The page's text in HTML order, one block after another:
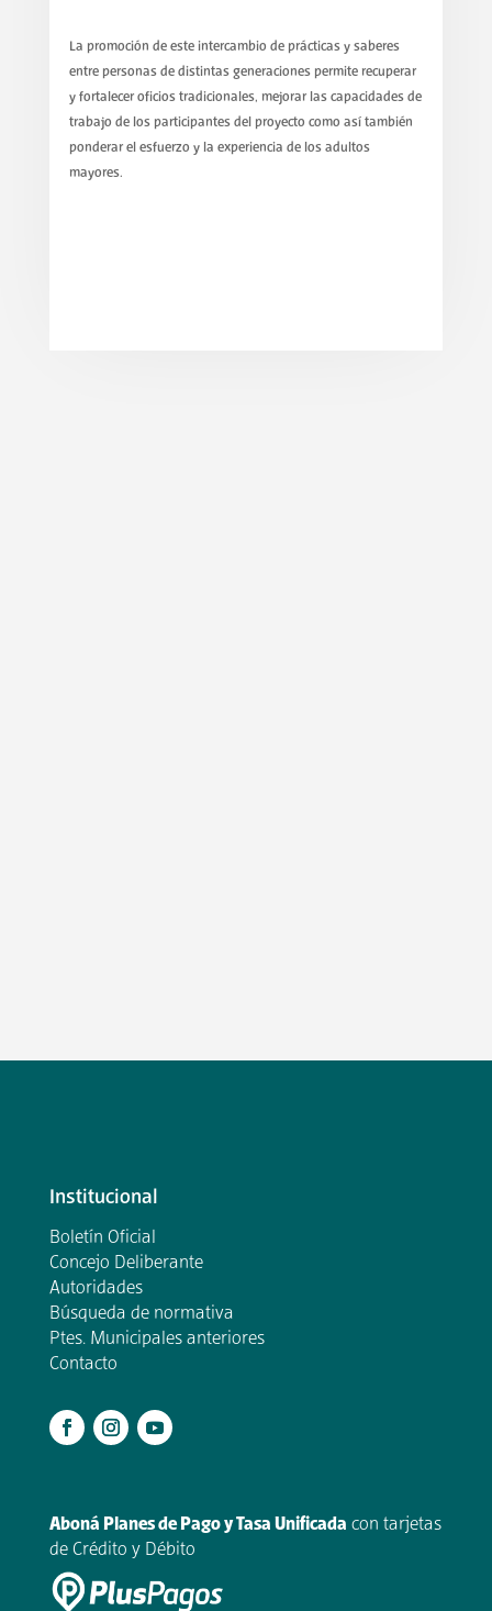
La promoción de este intercambio de prácticas y saberes
entre personas de distintas generaciones permite recuperar
y fortalecer oficios tradicionales, mejorar las capacidades de
trabajo de los participantes del proyecto como así también
ponderar el esfuerzo y la experiencia de los adultos
mayores.
Institucional
Boletín Oficial
Concejo Deliberante
Autoridades
Búsqueda de normativa
Ptes. Municipales anteriores
Contacto
Aboná Planes de Pago y Tasa Unificada con tarjetas
de Crédito y Débito